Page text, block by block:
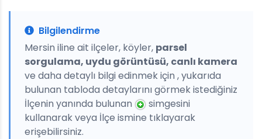
Bilgilendirme
Mersin iline ait ilçeler, köyler, parsel
sorgulama, uydu görüntüsü, canlı kamera
ve daha detaylı bilgi edinmek için , yukarıda
bulunan tabloda detaylarını görmek istediğiniz
İlçenin yanında bulunan
simgesini
kullanarak veya İlçe ismine tıklayarak
erişebilirsiniz.